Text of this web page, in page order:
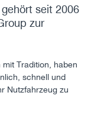
seit 2006
zur
Tradition, haben
schnell und
Nutzfahrzeug zu